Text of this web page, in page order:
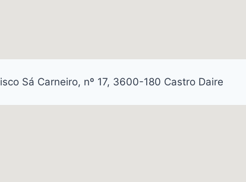
Sá Carneiro, nº 17, 3600-180 Castro Daire